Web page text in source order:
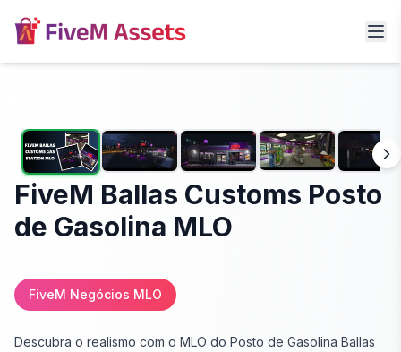
FiveM Ballas Customs Posto
de Gasolina MLO
FiveM Negócios MLO
Descubra o realismo com o MLO do Posto de Gasolina Ballas